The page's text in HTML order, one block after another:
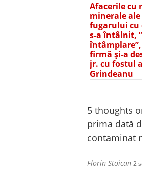
Afacerile cu
minerale
fugarului cu
s-a întâlnit,
firmă și-a
jr. cu fostul
Grindeanu
5 thoughts
prima dată
contaminat
Florin Stoican 2